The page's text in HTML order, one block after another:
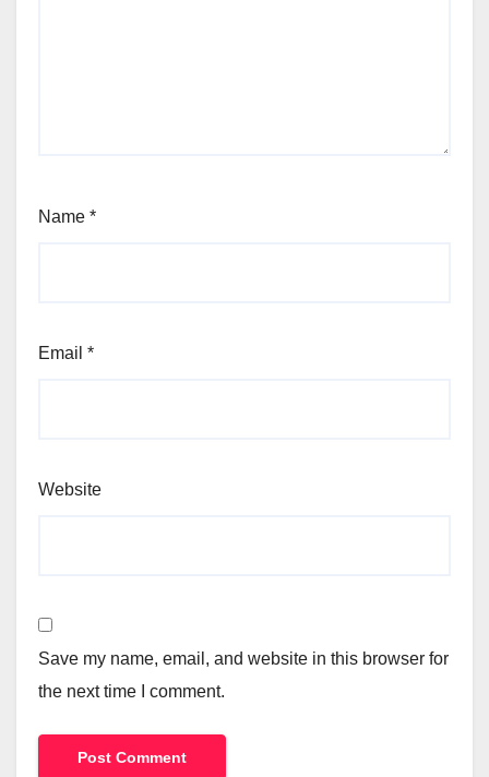
Name *
Email *
Website
Save my name, email, and website in this browser for
the next time I comment.